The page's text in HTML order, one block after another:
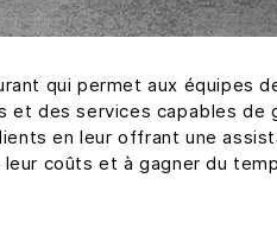
qui permet aux équipes
des services capables de
en leur offrant une
coûts et à gagner du